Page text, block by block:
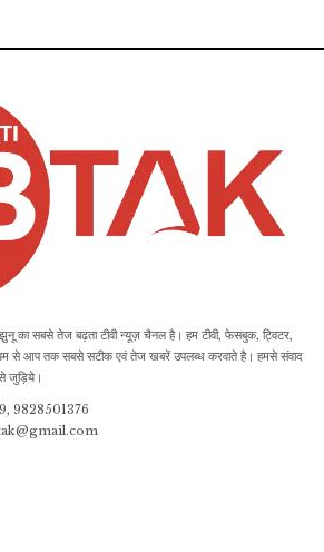
का सबसे तेज बढ़ता टीवी न्यूज़ चैनल है। हम टीवी, फेसबुक, ट्विटर,
से आप तक सबसे सटीक एवं तेज खबरें उपलब्ध करवाते है। हमसे संवाद
जुड़िये।
9828501376